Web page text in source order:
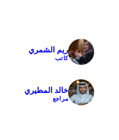
ريم الشمري
كاتب
خالد المطيري
مراجع